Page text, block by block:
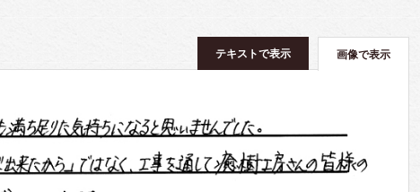
画像で表示
テキストで表示